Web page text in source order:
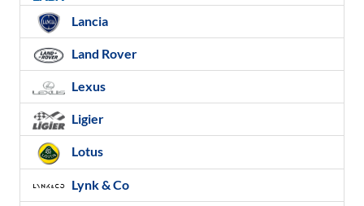
Lancia
Land Rover
Lexus
Ligier
Lotus
Lynk & Co